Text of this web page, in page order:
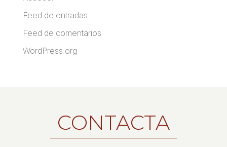
Feed de entradas
Feed de comentarios
WordPress.org
CONTACTA